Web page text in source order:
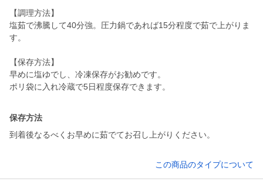
【調理方法】
塩茹で沸騰して40分強。圧力鍋であれば15分程度で茹で上がりま
す。
【保存方法】
早めに塩ゆでし、冷凍保存がお勧めです。
ポリ袋に入れ冷蔵で5日程度保存できます。
保存方法
到着後なるべくお早めに茹でてお召し上がりください。
この商品のタイプについて